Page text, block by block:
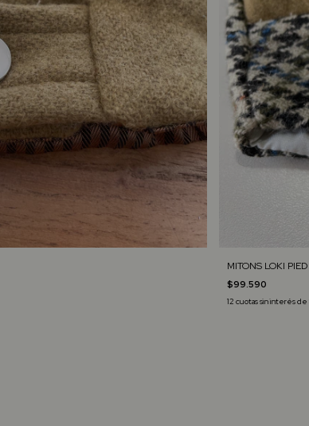
MITONS LOKI
$99.590
12 cuotas sin interés de